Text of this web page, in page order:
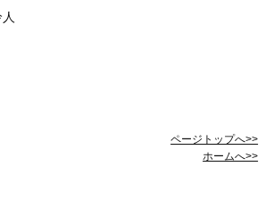
ページトップへ>>
ホームへ>>